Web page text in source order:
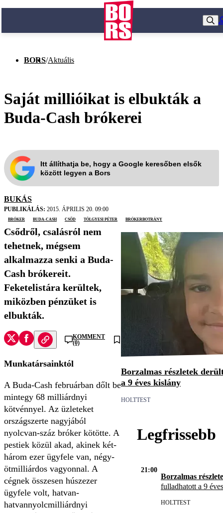
BORS/Aktuális
Saját millióikat is elbukták a
Buda-Cash brókerei
Itt állíthatja be, hogy a Google keresőben elsők
között legyen a Bors
BUKÁS
PUBLIKÁLÁS: 2015. ÁPRILIS 20. 09:00
bróker
Buda-Cash csőd Tölgyesi Péter brókerbotrány
Csődről, csalásról nem
tehetnek, mégsem
alkalmazza senki a Buda-
Cash brókereit.
Feketelistára kerültek,
miközben pénzüket is
elbukták.
KOMMENT
(0)
Munkatársainktól
A Buda-Cash februárban dőlt be
mintegy 68 milliárdnyi
kötvénnyel. Az üzleteket
országszerte nagyjából
nyolcvan-száz bróker kötötte. A
pestiek közül akad, akinek két-
három ezer ügyfele van, négy-
ötmilliárdos vagyonnal. A
cégnek összesen húszezer
ügyfele volt, hatvan-
hatvannyolcmilliárdnyi
Borzalmas részletek
a 9 éves kislány
HOLTTEST
Legfrissebb
21:00
Borzalmas
fulladhatott a 9
HOLTTEST